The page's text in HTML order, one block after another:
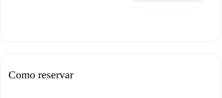
Como reservar